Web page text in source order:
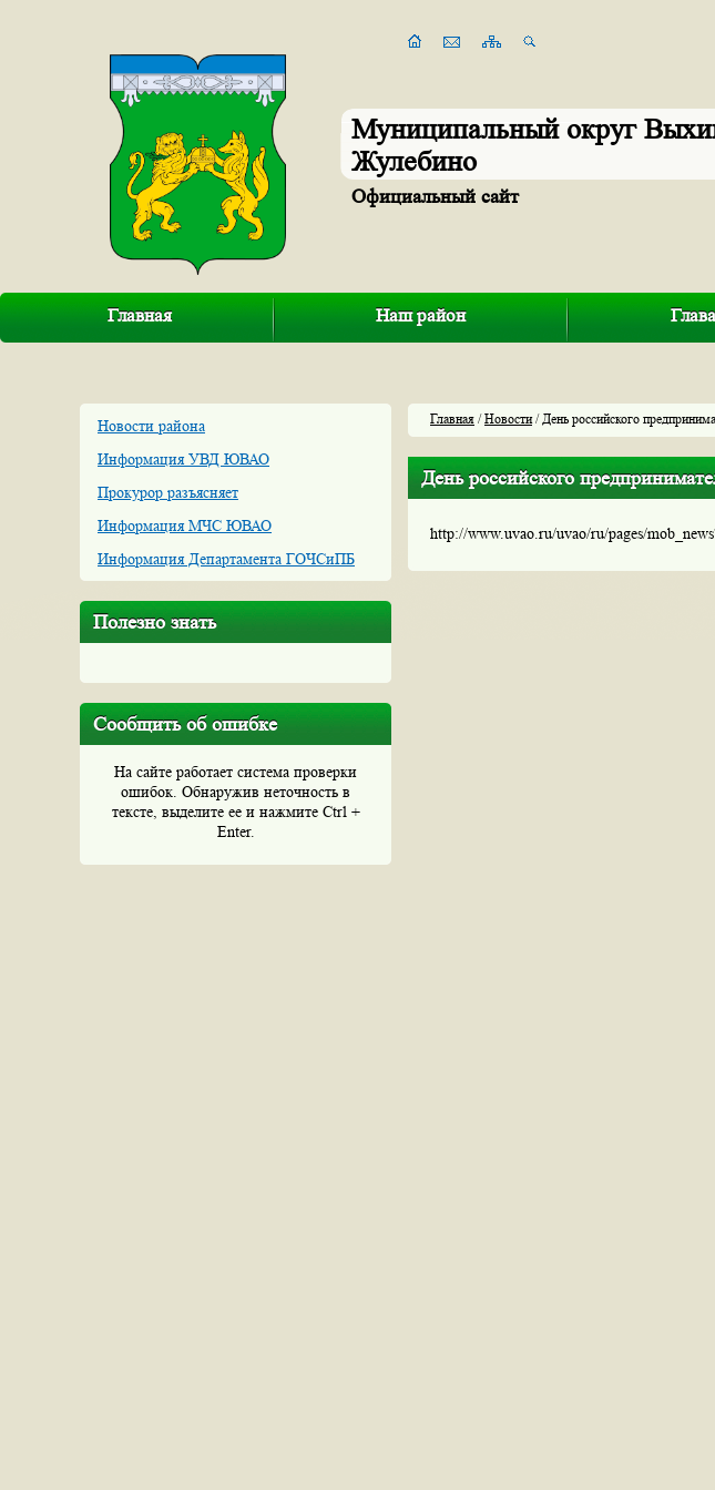
Муниципальный округ
Жулебино
Официальный сайт
Главная Наш район
Новости района
Информация УВД ЮВАО
Прокурор разъясняет
Информация МЧС ЮВАО
Информация Департамента ГОЧСиПБ
Полезно знать
Сообщить об ошибке
На сайте работает система проверки
ошибок. Обнаружив неточность в
тексте, выделите ее и нажмите Ctrl +
Enter.
Главная /Новости/ День российского
День российского
http://www.uvao.ru/uvao/ru/pages/